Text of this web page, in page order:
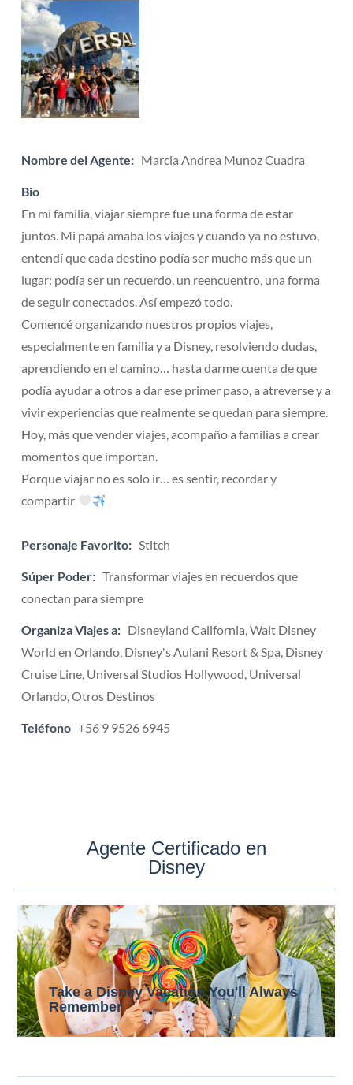
Nombre del Agente: Marcia Andrea Munoz Cuadra
Bio
En mi familia, viajar siempre fue una forma de estar
juntos. Mi papá amaba los viajes y cuando ya no estuvo,
entendí que cada destino podía ser mucho más que un
lugar: podía ser un recuerdo, un reencuentro, una forma
de seguir conectados. Así empezó todo.
Comencé organizando nuestros propios viajes,
especialmente en familia y a Disney, resolviendo dudas,
aprendiendo en el camino… hasta darme cuenta de que
podía ayudar a otros a dar ese primer paso, a atreverse y a
vivir experiencias que realmente se quedan para siempre.
Hoy, más que vender viajes, acompaño a familias a crear
momentos que importan.
Porque viajar no es solo ir… es sentir, recordar y
compartir
Personaje Favorito: Stitch
Súper Poder: Transformar viajes en recuerdos que
conectan para siempre
Organiza Viajes a: Disneyland California, Walt Disney
World en Orlando, Disney's Aulani Resort & Spa, Disney
Cruise Line, Universal Studios Hollywood, Universal
Orlando, Otros Destinos
Teléfono +56 9 9526 6945